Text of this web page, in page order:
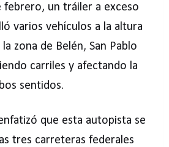
febrero, un tráiler a exceso
varios vehículos a la altura
zona de Belén, San Pablo
carriles y afectando la
sentidos.
que esta autopista se
tres carreteras federales